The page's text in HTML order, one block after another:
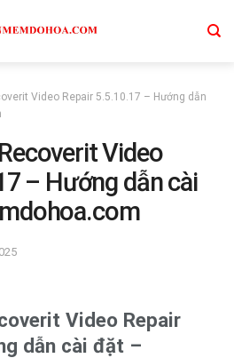
Video Repair 5.5.10.17 – Hướng dẫn
Video
– Hướng dẫn cài
Video Repair
dẫn cài đặt –